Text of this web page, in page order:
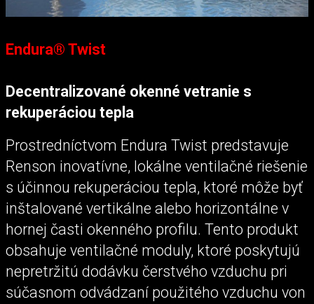
Endura® Twist
Decentralizované okenné vetranie s
rekuperáciou tepla
Prostredníctvom Endura Twist predstavuje
Renson inovatívne, lokálne ventilačné riešenie
s účinnou rekuperáciou tepla, ktoré môže byť
inštalované vertikálne alebo horizontálne v
hornej časti okenného profilu. Tento produkt
obsahuje ventilačné moduly, ktoré poskytujú
nepretržitú dodávku čerstvého vzduchu pri
súčasnom odvádzaní použitého vzduchu von